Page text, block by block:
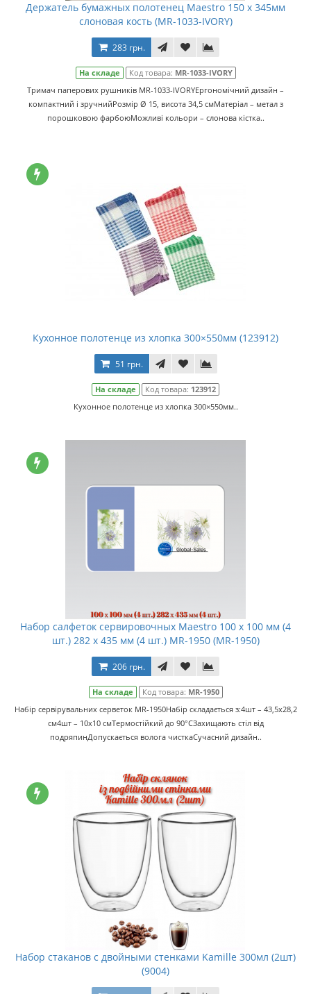
Держатель бумажных полотенец Maestro 150 x 345мм
слоновая кость (MR-1033-IVORY)
283 грн.
На складе Код товара: MR-1033-IVORY
Тримач паперових рушників MR-1033-IVORYЕргономічний дизайн –
компактний і зручнийРозмір Ø 15, висота 34,5 смМатеріал – метал з
порошковою фарбоюМожливі кольори – слонова кістка..
Кухонное полотенце из хлопка 300×550мм (123912)
51 грн.
На складе Код товара: 123912
Кухонное полотенце из хлопка 300×550мм..
Набор салфеток сервировочных Maestro 100 х 100 мм (4
шт.) 282 х 435 мм (4 шт.) MR-1950 (MR-1950)
206 грн.
На складе Код товара: MR-1950
Набір сервірувальних серветок MR-1950Набір складається з:4шт – 43,5х28,2
см4шт – 10х10 смТермостійкий до 90°СЗахищають стіл від
подряпинДопускається волога чисткаСучасний дизайн..
Набор стаканов с двойными стенками Kamille 300мл (2шт)
(9004)